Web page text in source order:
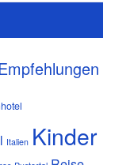
Italien Kinder